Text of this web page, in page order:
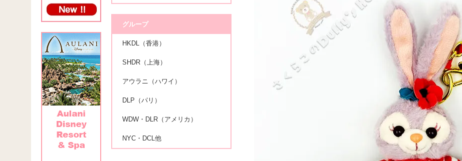
グループ
HKDL（香港）
SHDR（上海）
アウラニ（ハワイ）
DLP（パリ）
WDW・DLR（アメリカ）
NYC・DCL他